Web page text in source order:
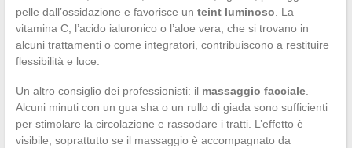
pelle dall’ossidazione e favorisce un teint luminoso . La
vitamina C, l’acido ialuronico o l’aloe vera, che si trovano in
alcuni trattamenti o come integratori, contribuiscono a restituire
flessibilità e luce.
Un altro consiglio dei professionisti: il massaggio facciale.
Alcuni minuti con un gua sha o un rullo di giada sono sufficienti
per stimolare la circolazione e rassodare i tratti. L’effetto è
visibile, soprattutto se il massaggio è accompagnato da